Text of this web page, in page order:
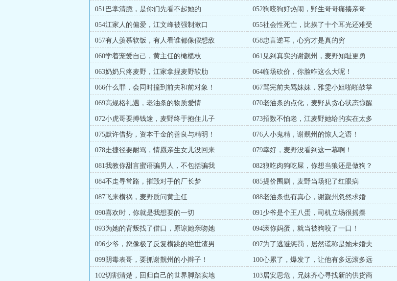
051巴掌清脆，是你们先看不起她的 052狗咬狗好热闹，野生哥哥痛揍亲哥
054江家人的偏爱，江文峰被强制漱口 055社会性死亡，比挨了十个耳光还难受
057有人羡慕软饭，有人看谁都像假想敌 058忠言逆耳，心穷才是真的穷
060学着宠爱自己，黄主任的橄榄枝 061见到真实的谢觐州，麦野知耻更勇
063奶奶只疼麦野，江家拿捏麦野软肋 064临场砍价，你脸咋这么大呢！
066什么罪，会同时撞到前夫和前对象！ 067骂完前夫骂妹妹，雅雯小姐啪啪鼓掌
069高规格礼遇，老油条的物质爱情 070老油条的点化，麦野从贪心状态惊醒
072小虎哥要搏钱途，麦野终于抱住儿子 073招数不怕老，江麦野她给的实在太多
075默许借势，资本千金的善良与精明！ 076人小鬼精，谢觐州的惊人之语！
078走捷径要耐骂，情愿亲生女儿没回来 079幸好，麦野没看到这一幕啊！
081我教你甜言蜜语骗男人，不包括骗我 082狼吃肉狗吃屎，你想当狼还是做狗？
084不走寻常路，摧毁对手的厂长梦 085提价围剿，麦野当场犯了红眼病
087飞来横祸，麦野质问黄主任 088老油条也有真心，谢觐州忽然求婚
090喜欢时，你就是我想要的一切 091少爷是个王八蛋，司机立场很摇摆
093为她的背叛找了借口，原谅她亲吻她 094滚你妈蛋，就当被狗咬了一口！
096少爷，您像极了反复横跳的绝世渣男 097为了逃避惩罚，居然谎称是她未婚夫
099阴毒表哥，要抓谢觐州的小辫子！ 100心累了，爆发了，让他有多远滚多远
102切割清楚，回归自己的世界脚踏实地 103居安思危，兄妹齐心寻找新的供货商